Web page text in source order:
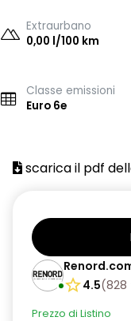
Extraurbano
0,00 l/100 km
Classe emissioni
Euro 6e
scarica il pdf
4.5(828
Prezzo di Listino